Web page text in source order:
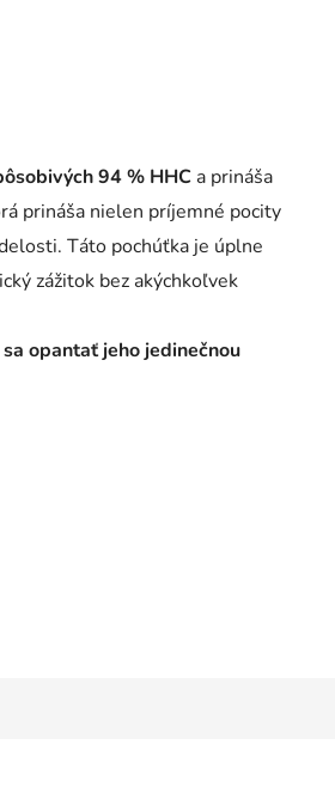
94 % HHC a prináša
prináša nielen príjemné pocity
Táto pochúťka je úplne
zážitok bez akýchkoľvek
opantať jeho jedinečnou